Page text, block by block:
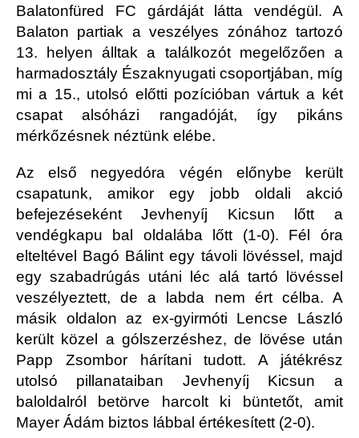
Balatonfüred FC gárdáját látta vendégül. A
Balaton partiak a veszélyes zónához tartozó
13. helyen álltak a találkozót megelőzően a
harmadosztály Északnyugati csoportjában, míg
mi a 15., utolsó előtti pozícióban vártuk a két
csapat alsóházi rangadóját, így pikáns
mérkőzésnek néztünk elébe.
Az első negyedóra végén előnybe került
csapatunk, amikor egy jobb oldali akció
befejezéseként Jevhenyíj Kicsun lőtt a
vendégkapu bal oldalába lőtt (1-0). Fél óra
elteltével Bagó Bálint egy távoli lövéssel, majd
egy szabadrúgás utáni léc alá tartó lövéssel
veszélyeztett, de a labda nem ért célba. A
másik oldalon az ex-gyirmóti Lencse László
került közel a gólszerzéshez, de lövése után
Papp Zsombor hárítani tudott. A játékrész
utolsó pillanataiban Jevhenyíj Kicsun a
baloldalról betörve harcolt ki büntetőt, amit
Mayer Ádám biztos lábbal értékesített (2-0).